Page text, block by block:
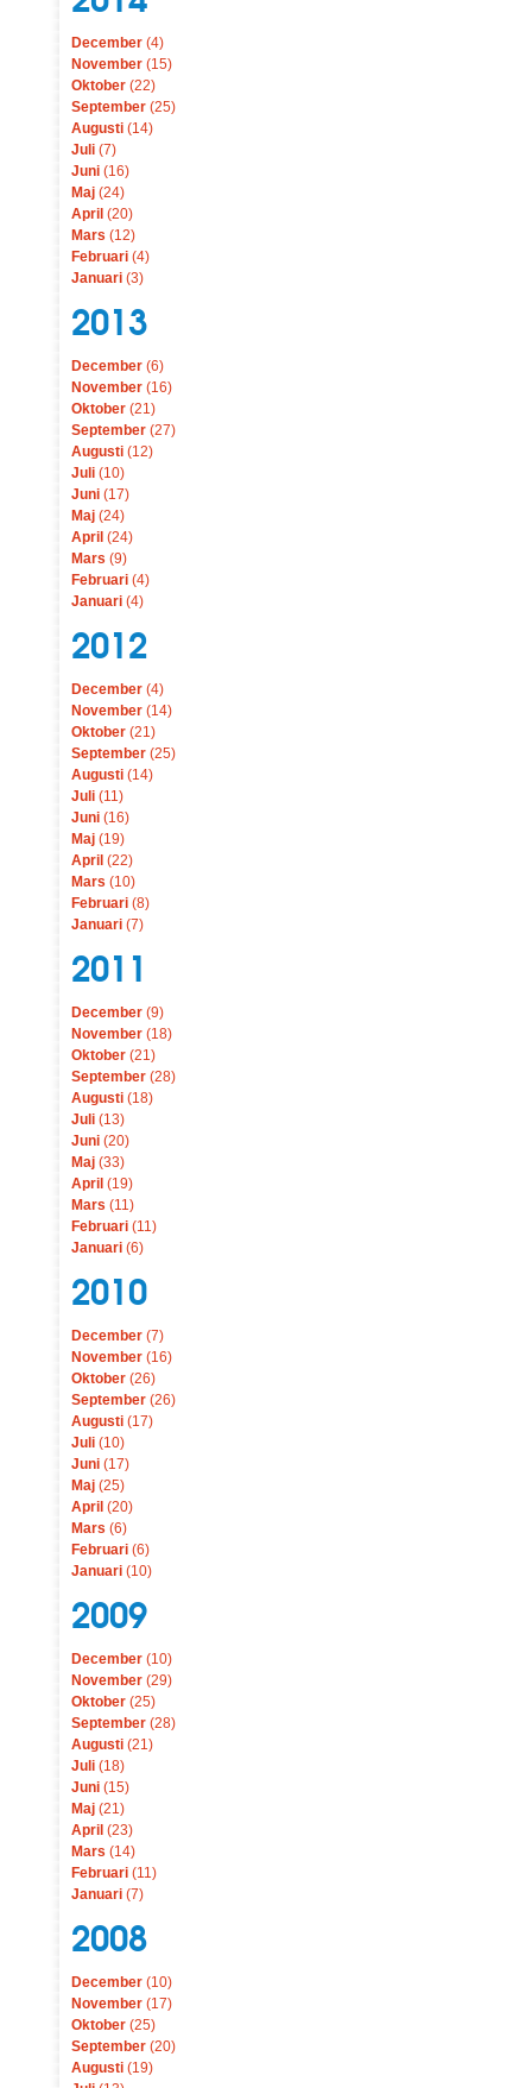
December (4)
November (15)
Oktober (22)
September (25)
Augusti (14)
Juli (7)
Juni (16)
Maj (24)
April (20)
Mars (12)
Februari (4)
Januari (3)
2013
December (6)
November (16)
Oktober (21)
September (27)
Augusti (12)
Juli (10)
Juni (17)
Maj (24)
April (24)
Mars (9)
Februari (4)
Januari (4)
2012
December (4)
November (14)
Oktober (21)
September (25)
Augusti (14)
Juli (11)
Juni (16)
Maj (19)
April (22)
Mars (10)
Februari (8)
Januari (7)
2011
December (9)
November (18)
Oktober (21)
September (28)
Augusti (18)
Juli (13)
Juni (20)
Maj (33)
April (19)
Mars (11)
Februari (11)
Januari (6)
2010
December (7)
November (16)
Oktober (26)
September (26)
Augusti (17)
Juli (10)
Juni (17)
Maj (25)
April (20)
Mars (6)
Februari (6)
Januari (10)
2009
December (10)
November (29)
Oktober (25)
September (28)
Augusti (21)
Juli (18)
Juni (15)
Maj (21)
April (23)
Mars (14)
Februari (11)
Januari (7)
2008
December (10)
November (17)
Oktober (25)
September (20)
Augusti (19)